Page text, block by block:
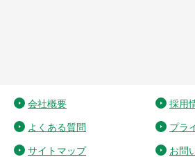
会社概要 採用
よくある質問 プラ
サイトマップ お問